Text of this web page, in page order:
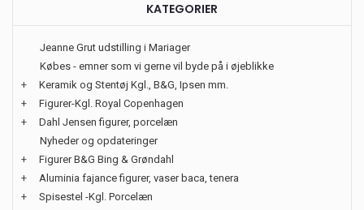
KATEGORIER
Jeanne Grut udstilling i Mariager
Købes - emner som vi gerne vil byde på i øjeblikke
+
Keramik og Stentøj Kgl., B&G, Ipsen mm.
+
Figurer-Kgl. Royal Copenhagen
+
Dahl Jensen figurer, porcelæn
Nyheder og opdateringer
+
Figurer B&G Bing & Grøndahl
+
Aluminia fajance figurer, vaser baca, tenera
+
Spisestel -Kgl. Porcelæn